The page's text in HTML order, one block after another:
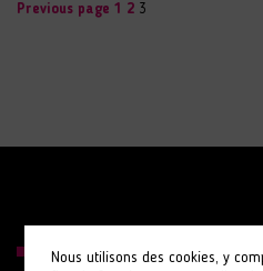
Pagination
Previous page Page
1 Page
2 Page
3
Nous utilisons des cookies, y